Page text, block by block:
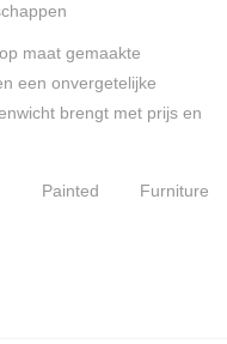
maat gemaakte
een onvergetelijke
brengt met prijs en
Painted Furniture